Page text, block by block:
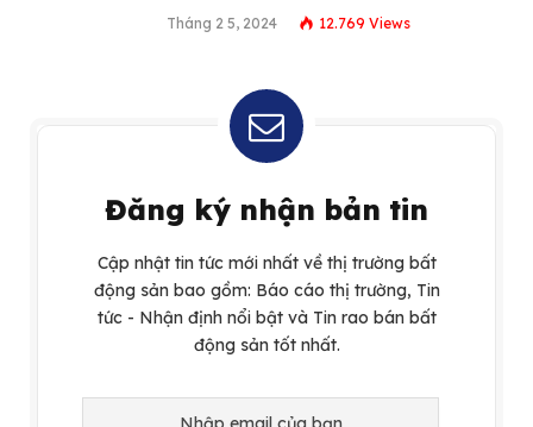
Tháng 2 5, 2024 12.769 Views
Đăng ký nhận bản tin
Cập nhật tin tức mới nhất về thị trường bất
động sản bao gồm: Báo cáo thị trường, Tin
tức - Nhận định nổi bật và Tin rao bán bất
động sản tốt nhất.